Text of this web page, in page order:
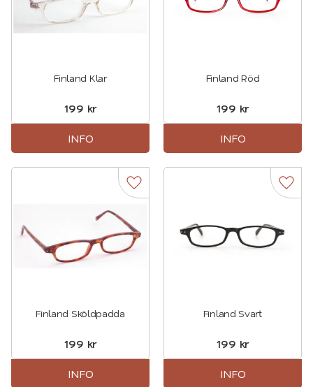
Finland Klar
199 kr
INFO
Finland Röd
199 kr
INFO
Finland Sköldpadda
199 kr
Lägg till i favoriter
INFO
Finland Svart
199 kr
INFO